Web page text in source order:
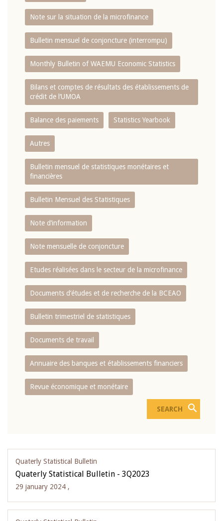
Note sur la situation de la microfinance
Bulletin mensuel de conjoncture (interrompu)
Monthly Bulletin of WAEMU Economic Statistics
Bilans et comptes de résultats des établissements de
crédit de l‘UMOA
Balance des paiements Statistics Yearbook
Autres
Bulletin mensuel de statistiques monétaires et
financières
Bulletin Mensuel des Statistiques
Note d’information
Note mensuelle de conjoncture
Etudes réalisées dans le secteur de la microfinance
Documents d’études et de recherche de la BCEAO
Bulletin trimestriel de statistiques
Documents de travail
Annuaire des banques et établissements financiers
Revue économique et monétaire
Quaterly Statistical Bulletin
Quaterly Statistical Bulletin - 3Q2023
29 january 2024 ,